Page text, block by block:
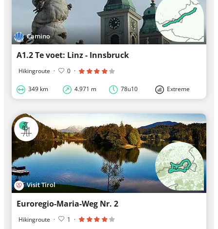
Camino
A1.2 Te voet: Linz - Innsbruck
Hikingroute · 0 ·
349 km 4.971 m 78u10 Extreme
Visit Tirol
Euroregio-Maria-Weg Nr. 2
Hikingroute · 1 ·